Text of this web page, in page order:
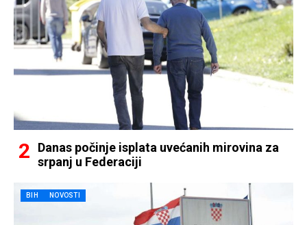
Danas počinje isplata uvećanih mirovina za
srpanj u Federaciji
BIH NOVOSTI